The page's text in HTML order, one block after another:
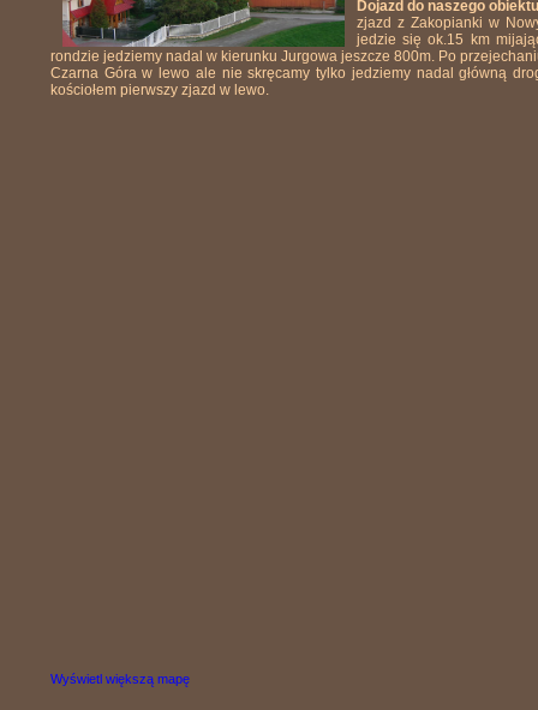
Dojazd do naszego
zjazd z Zakopianki w
jedzie się ok.15 km
rondzie jedziemy nadal w kierunku Jurgowa jeszcze 800m. Po
Czarna Góra w lewo ale nie skręcamy tylko jedziemy nadal główną
kościołem pierwszy zjazd w lewo.
Wyświetl większą mapę